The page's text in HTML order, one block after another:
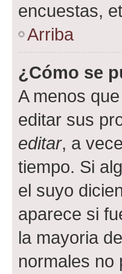
encuestas,
Arriba
¿Cómo se
A menos
editar sus
editar, a
tiempo. Si
el suyo
aparece si
la mayoria
normales no